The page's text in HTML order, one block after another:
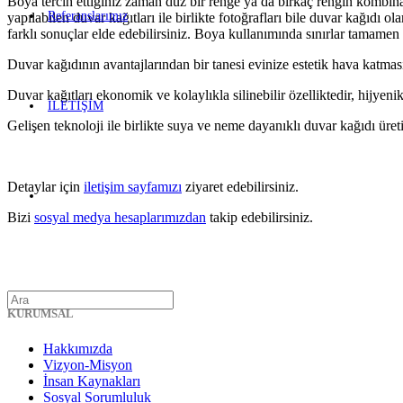
Referanslarımız
İLETİŞİM
yapılabilen duvar kağıtları ile birlikte fotoğrafları bile duvar kağıdı
farklı sonuçlar elde edebilirsiniz. Boya kullanımında sınırlar
Duvar kağıdının avantajlarından bir tanesi evinize estetik hava
Duvar kağıtları ekonomik ve kolaylıkla silinebilir özelliktedir,
Gelişen teknoloji ile birlikte suya ve neme dayanıklı duvar kağıdı
Detaylar için iletişim sayfamızı ziyaret edebilirsiniz.
Bizi sosyal medya hesaplarımızdan takip edebilirsiniz.
KURUMSAL
Hakkımızda
Vizyon-Misyon
İnsan Kaynakları
Sosyal Sorumluluk